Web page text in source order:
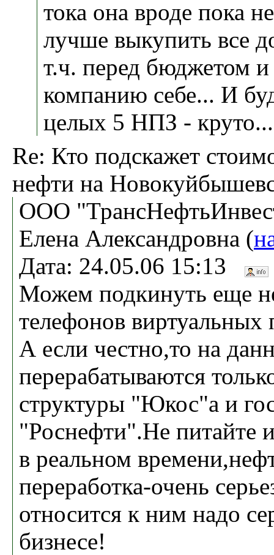
тока она вроде пока
лучше выкупить все
т.ч. перед бюджетом и
компанию себе... И
целых 5 НПЗ - круто...
Re: Кто подскажет
нефти на
ООО
Елена Александровна (
Дата: 24.05.06 15:13
Можем подкинуть еще
телефонов
А если честно,то на
перерабатываются
структуры "Юкос"а и
"Роснефти".Не питайте
в реальном
переработка-очень
относится к ним надо
бизнесе!